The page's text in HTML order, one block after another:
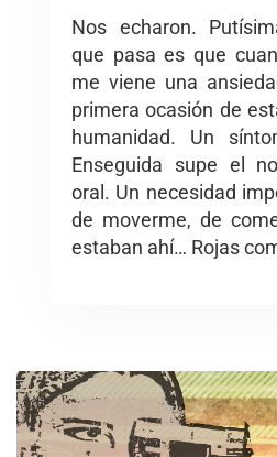
Nos echaron.
que pasa es que
me viene una
primera ocasión de
humanidad. Un
Enseguida supe el
oral. Un necesidad
de moverme, de
estaban ahí… Rojas